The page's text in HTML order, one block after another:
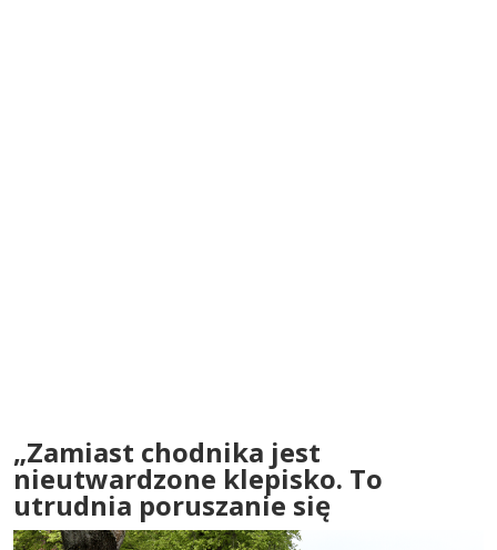
„Zamiast chodnika jest
nieutwardzone klepisko. To
utrudnia poruszanie się